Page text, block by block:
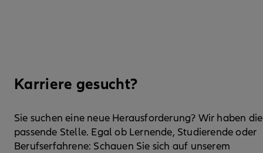
Karriere gesucht?
Sie suchen eine neue Herausforderung? Wir haben die
passende Stelle. Egal ob Lernende, Studierende oder
Berufserfahrene: Schauen Sie sich auf unserem